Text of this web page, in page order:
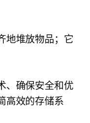
地堆放物品；它
、确保安全和优
高效的存储系